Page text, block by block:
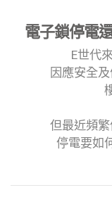
電子鎖停電
E世代
因應安全
但最近頻
停電要如